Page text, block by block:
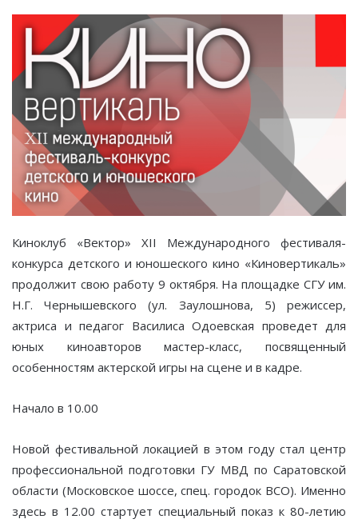
Киноклуб «Вектор» XII Международного фестиваля-
конкурса детского и юношеского кино «Киновертикаль»
продолжит свою работу 9 октября. На площадке СГУ им.
Н.Г. Чернышевского (ул. Заулошнова, 5) режиссер,
актриса и педагог Василиса Одоевская проведет для
юных киноавторов мастер-класс, посвященный
особенностям актерской игры на сцене и в кадре.
Начало в 10.00
Новой фестивальной локацией в этом году стал центр
профессиональной подготовки ГУ МВД по Саратовской
области (Московское шоссе, спец. городок ВСО). Именно
здесь в 12.00 стартует специальный показ к 80-летию